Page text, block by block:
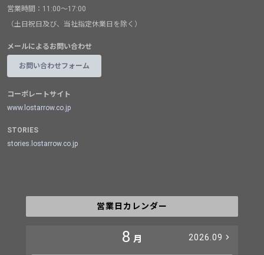
営業時間：11:00～17:00
（土日祝日及び、当社指定休業日を除く）
メールによるお問い合わせ
お問い合わせフォーム
コーポレートサイト
www.lostarrow.co.jp
STORIES
stories.lostarrow.co.jp
営業日カレンダー
8 月 2026.09